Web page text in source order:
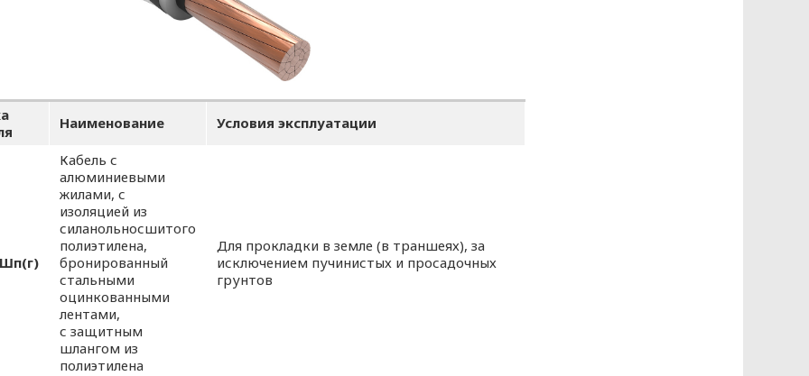
Наименование Условия эксплуатации
Кабель с
алюминиевыми
жилами, с
изоляцией из
силанольносшитого
полиэтилена,
бронированный
стальными
оцинкованными
лентами,
с защитным
шлангом из
полиэтилена
Для прокладки в земле (в траншеях), за
исключением пучинистых и просадочных
грунтов
персональных данных